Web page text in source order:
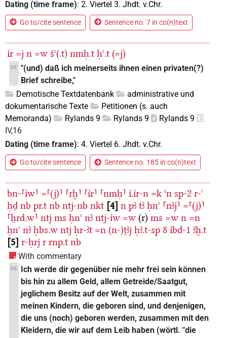
Dating (time frame): 2. Viertel 3. Jhdt. v.Chr.
Go to/cite sentence Sentence no. 7 in co(n)text
ı͗r =j n =w šꜥ(.t) nmḥ.t ḥꜥ.t (=j)
DE "(und) daß ich meinerseits ihnen einen privaten(?)
Brief schreibe,"
Demotische Textdatenbank
administrative und
dokumentarische Texte
Petitionen (s. auch
Memoranda)
Rylands 9 Rylands 9
Rylands 9
IV,16
Dating (time frame): 4. Viertel 6. Jhdt. v.Chr.
Go to/cite sentence Sentence no. 185 in co(n)text
bn-⸢ı͗w⸣ =⸢(j)⸣ ⸢rḫ⸣ ⸢ı͗r⸣ ⸢nmḥ⸣ ı͗.ı͗r-n =k ꜥn sp-2 r-ꜥ
ḥḏ nb pr.t nb ntj-nb nkt 4 n pꜣ tꜣ ḥnꜥ ⸢nꜣj⸣ =⸢(j)⸣
⸢ẖrd.w⸣ ntj ms ḥnꜥ nꜣ ntj-ı͗w =w (r) ms =w n =n
ḥnꜥ nꜣ ḥbs.w ntj ḥr-ꜣt =n (n-)ṯꜣj ḥꜣ.t-sp 8 ı͗bd-1 ꜣḫ.t
5 r-ḥrj r rnp.t nb
With commentary
DE
Ich werde dir gegenüber nie mehr frei sein können
bis hin zu allem Geld, allem Getreide/Saatgut,
jeglichem Besitz auf der Welt, zusammen mit
meinen Kindern, die geboren sind, und denjenigen,
die uns (noch) geboren werden, zusammen mit den
Kleidern, die wir auf dem Leib haben (wörtl. "die